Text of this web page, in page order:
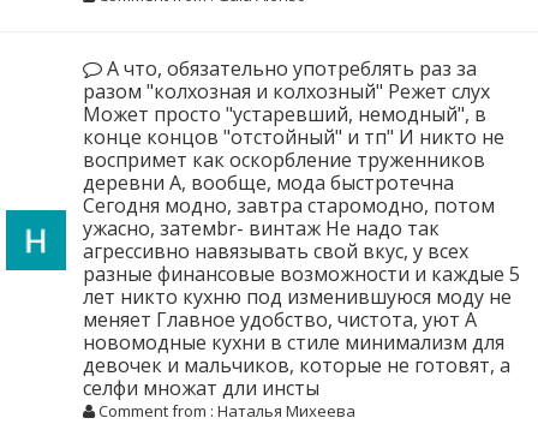
А что, обязательно употреблять раз за
разом "колхозная и колхозный" Режет слух
Может просто "устаревший, немодный", в
конце концов "отстойный" и тп" И никто не
воспримет как оскорбление труженников
деревни А, вообще, мода быстротечна
Сегодня модно, завтра старомодно, потом
ужасно, затемbr- винтаж Не надо так
агрессивно навязывать свой вкус, у всех
разные финансовые возможности и каждые 5
лет никто кухню под изменившуюся моду не
меняет Главное удобство, чистота, уют А
новомодные кухни в стиле минимализм для
девочек и мальчиков, которые не готовят, а
селфи множат дли инсты
Comment from : Наталья Михеева